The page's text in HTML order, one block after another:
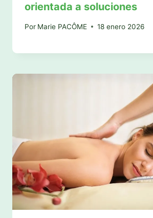
orientada a soluciones
Por Marie PACÔME 18 enero 2026